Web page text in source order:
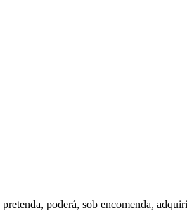
poderá, sob encomenda,